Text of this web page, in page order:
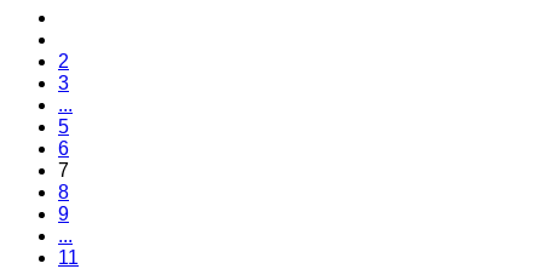
2
3
...
5
6
7
8
9
...
11